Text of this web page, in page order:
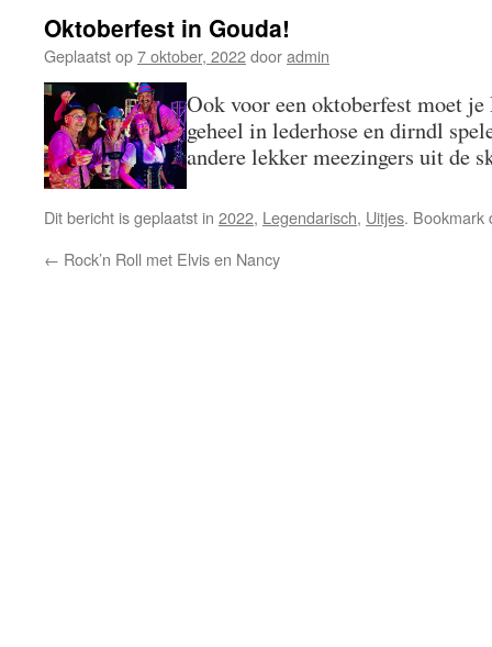
Oktoberfest in Gouda!
Geplaatst op7 oktober, 2022dooradmin
Ook voor een oktoberfest moet
geheel in lederhose en dirndl
andere lekker meezingers uit de
Dit bericht is geplaatst in 2022, Legendarisch, Uitjes.
← Rock’n Roll met Elvis en Nancy